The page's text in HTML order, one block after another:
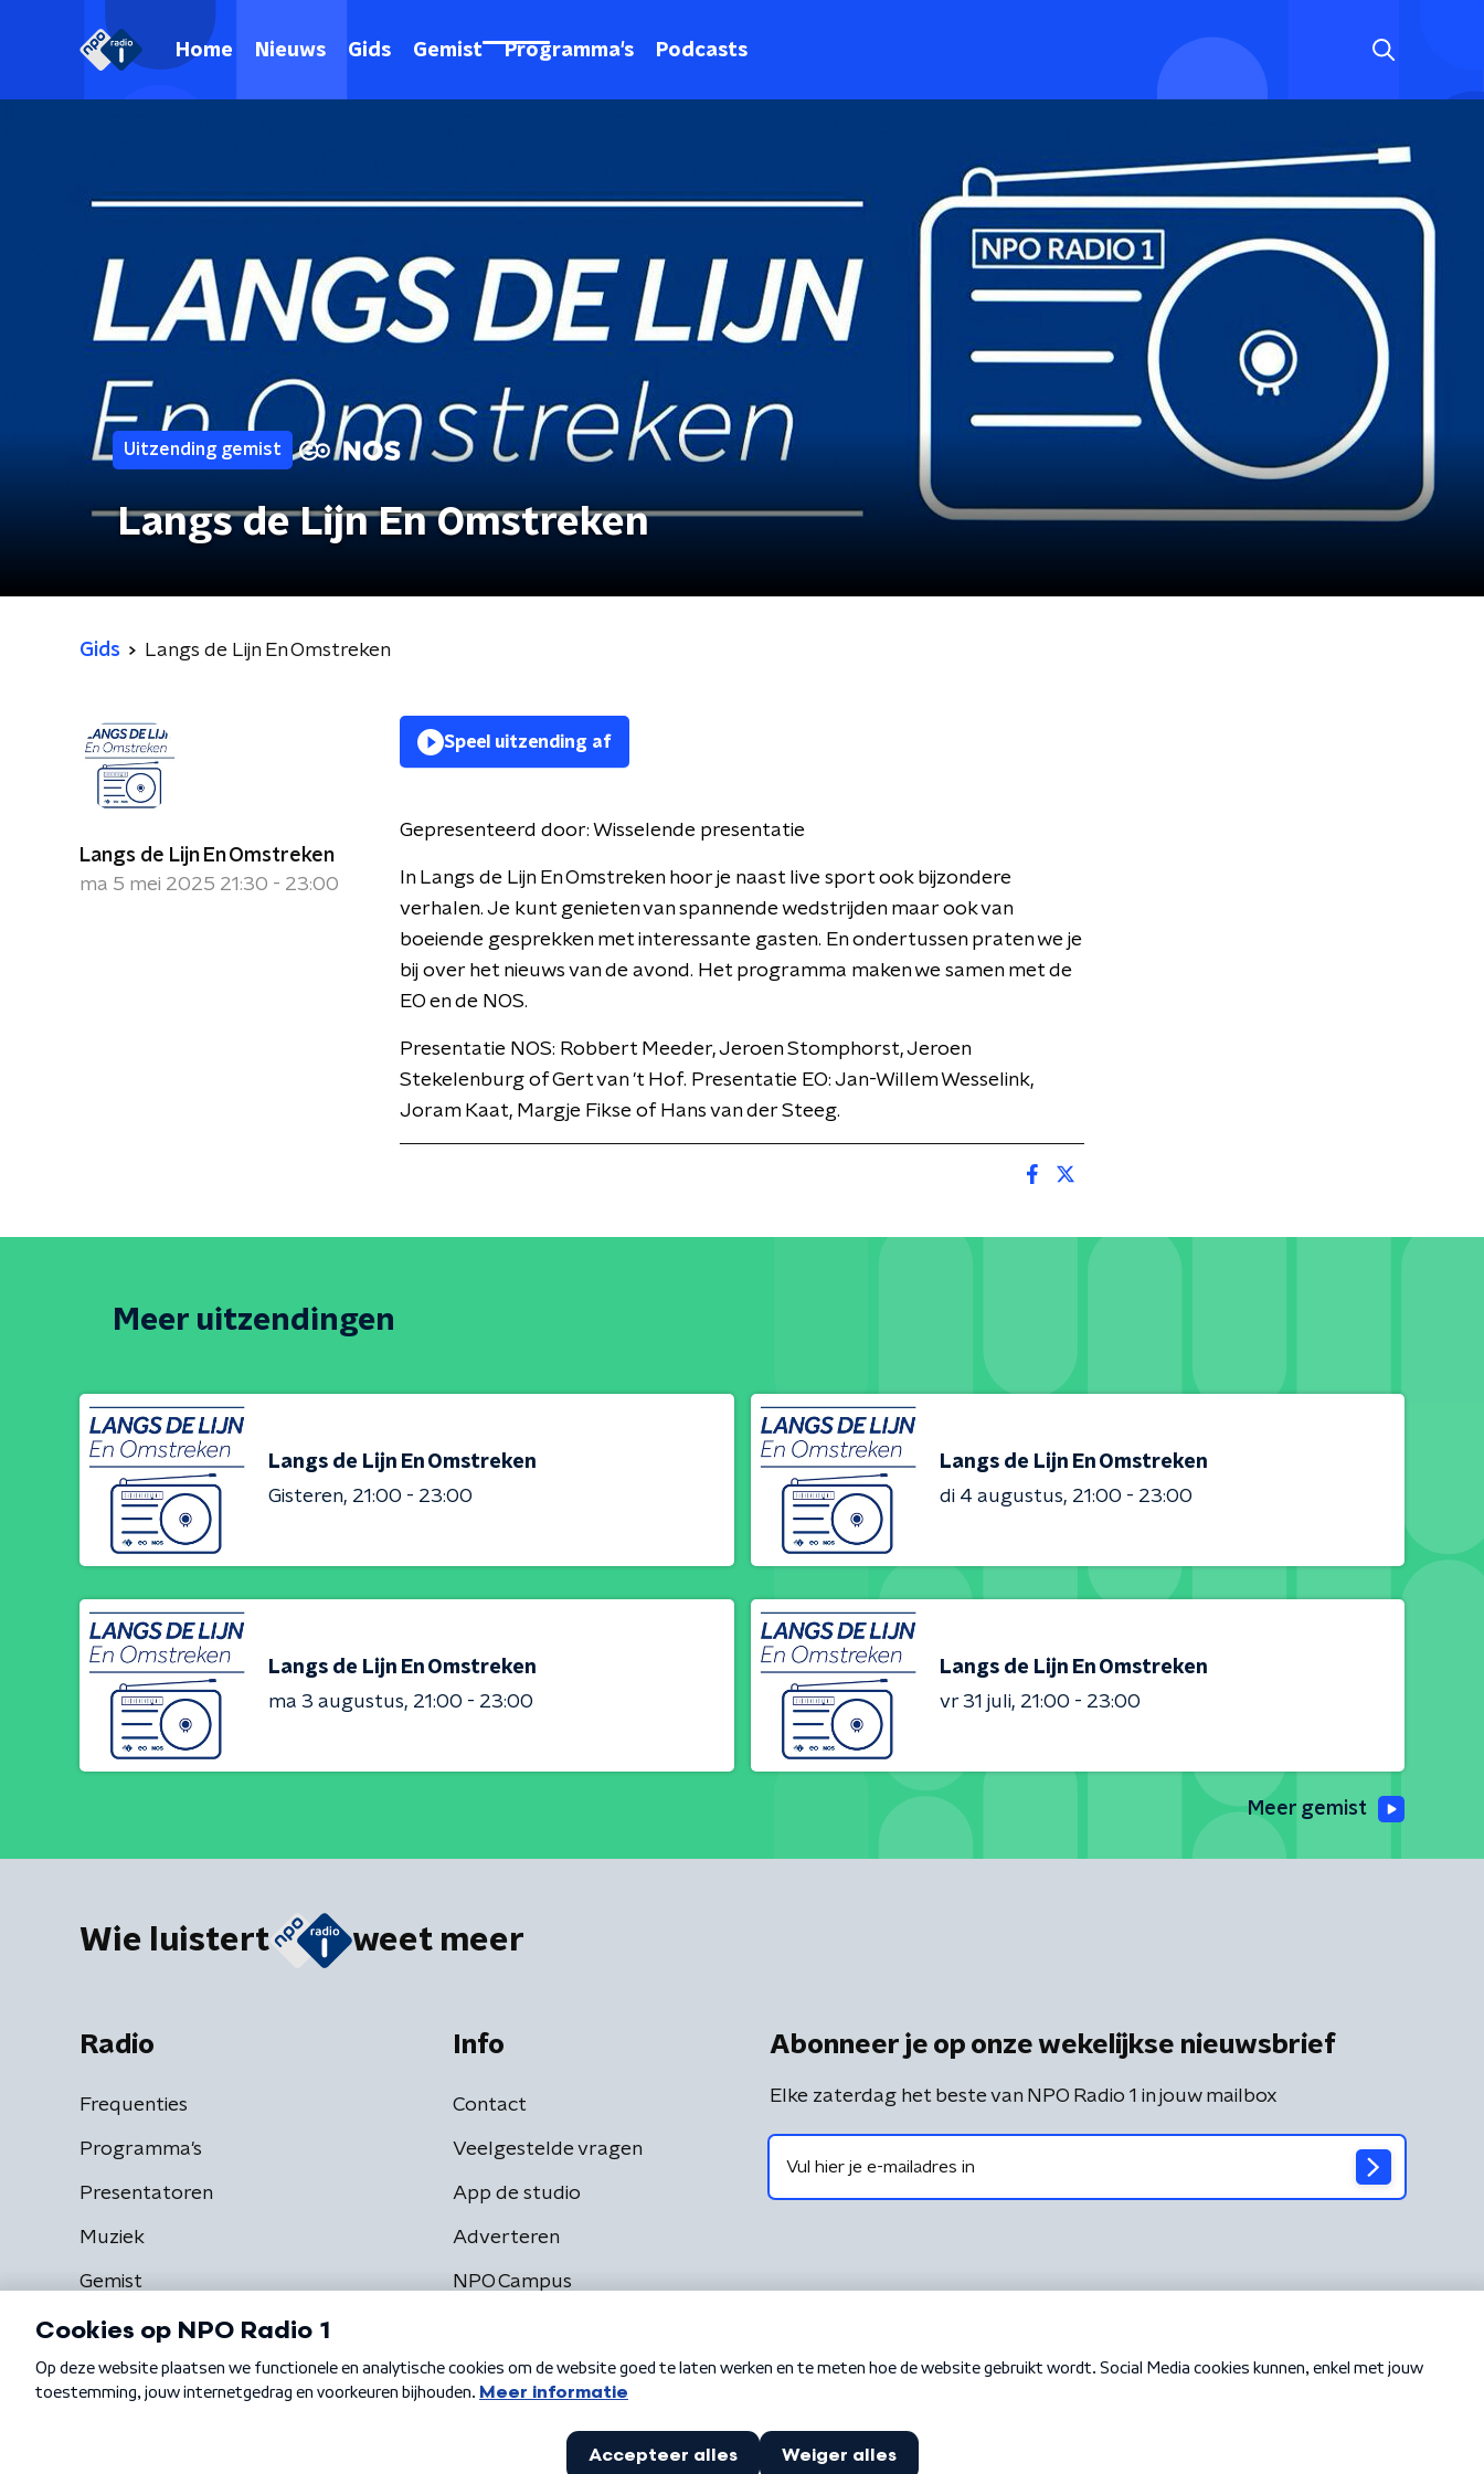
Home Nieuws Gids Gemist Programma's Podcasts
Uitzending gemist
Langs de Lijn En Omstreken
Gids Langs de Lijn En Omstreken
Langs de Lijn En Omstreken
ma 5 mei 2025 21:30 - 23:00
Speel uitzending af
Gepresenteerd door: Wisselende presentatie
In Langs de Lijn En Omstreken hoor je naast live sport ook bijzondere
verhalen. Je kunt genieten van spannende wedstrijden maar ook van
boeiende gesprekken met interessante gasten. En ondertussen praten we je
bij over het nieuws van de avond. Het programma maken we samen met de
EO en de NOS.
Presentatie NOS: Robbert Meeder, Jeroen Stomphorst, Jeroen
Stekelenburg of Gert van 't Hof. Presentatie EO: Jan-Willem Wesselink,
Joram Kaat, Margje Fikse of Hans van der Steeg.
Meer uitzendingen
Langs de Lijn En Omstreken
Gisteren 21:00 - 23:00
Langs de Lijn En Omstreken
di 4 augustus 21:00 - 23:00
Langs de Lijn En Omstreken
ma 3 augustus 21:00 - 23:00
Langs de Lijn En Omstreken
vr 31 juli 21:00 - 23:00
Meer gemist
Wie luistert weet meer
Radio
Frequenties
Programma's
Presentatoren
Muziek
Gemist
Info
Contact
Veelgestelde vragen
App de studio
Adverteren
NPO Campus
Abonneer je op onze wekelijkse nieuwsbrief
Elke zaterdag het beste van NPO Radio 1 in jouw mailbox
Algemene voorwaarden Privacybeleid